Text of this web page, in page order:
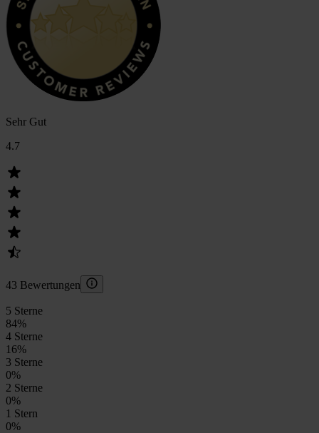
Sehr Gut
4.7
43 Bewertungen
5 Sterne
84%
4 Sterne
16%
3 Sterne
0%
2 Sterne
0%
1 Stern
0%